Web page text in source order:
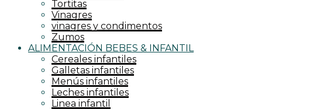
Tortitas
Vinagres
vinagres y condimentos
Zumos
ALIMENTACIÓN BEBES & INFANTIL
Cereales infantiles
Galletas infantiles
Menús infantiles
Leches infantiles
Linea infantil